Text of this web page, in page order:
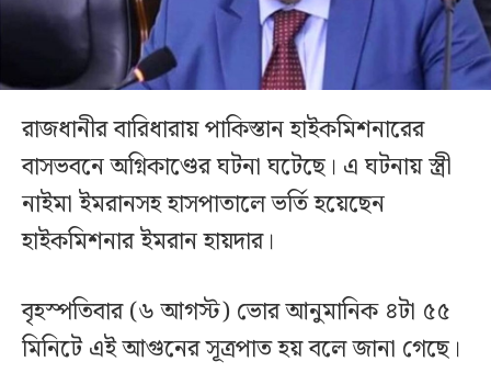
রাজধানীর বারিধারায় পাকিস্তান হাইকমিশনারের
বাসভবনে অগ্নিকাণ্ডের ঘটনা ঘটেছে। এ ঘটনায় স্ত্রী
নাইমা ইমরানসহ হাসপাতালে ভর্তি হয়েছেন
হাইকমিশনার ইমরান হায়দার।
বৃহস্পতিবার (৬ আগস্ট) ভোর আনুমানিক ৪টা ৫৫
মিনিটে এই আগুনের সূত্রপাত হয় বলে জানা গেছে।